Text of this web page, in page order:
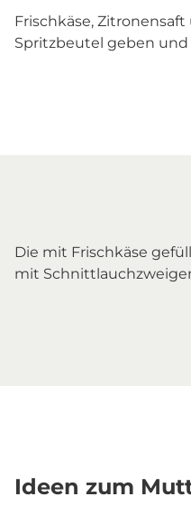
Frischkäse,
Spritzbeutel geben
Die mit Frischkäse
mit
Ideen zum